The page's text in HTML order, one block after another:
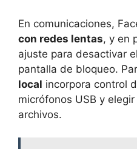
En comunicaciones,
con redes lentas, y en
ajuste para desactivar
pantalla de bloqueo.
local incorpora control
micrófonos USB y
archivos.